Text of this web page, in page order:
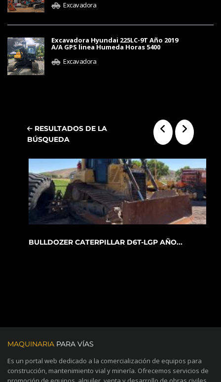
Excavadora
Excavadora Hyundai 225LC-9T Año 2019
A/A GPS linea Humeda Horas 5400
Excavadora
RESULTADOS DE LA
BÚSQUEDA
BULLDOZER CATERPILLAR D6T-LGP AÑO...
MAQUINARIA PARA VÍAS
Es un portal web dedicado a la comercialización de equipos para
construcción, mantenimiento vial y minería. Ofrecemos servicios de